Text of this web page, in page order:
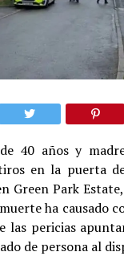
40 años y
en la puerta
Green Park
ha causado
las pericias
de persona al